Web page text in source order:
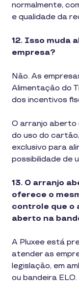
normalmente,
e qualidade da
12. Isso muda
empresa?
Não. As
Alimentação do
dos incentivos
O arranjo aberto
do uso do
exclusivo para
possibilidade de
13. O arranjo
oferece o
controle que o
aberto na
A Pluxee está
atender as
legislação, em
ou bandeira